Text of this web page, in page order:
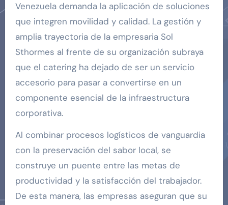
Venezuela demanda la aplicación de soluciones
que integren movilidad y calidad. La gestión y
amplia trayectoria de la empresaria Sol
Sthormes al frente de su organización subraya
que el catering ha dejado de ser un servicio
accesorio para pasar a convertirse en un
componente esencial de la infraestructura
corporativa.
Al combinar procesos logísticos de vanguardia
con la preservación del sabor local, se
construye un puente entre las metas de
productividad y la satisfacción del trabajador.
De esta manera, las empresas aseguran que su